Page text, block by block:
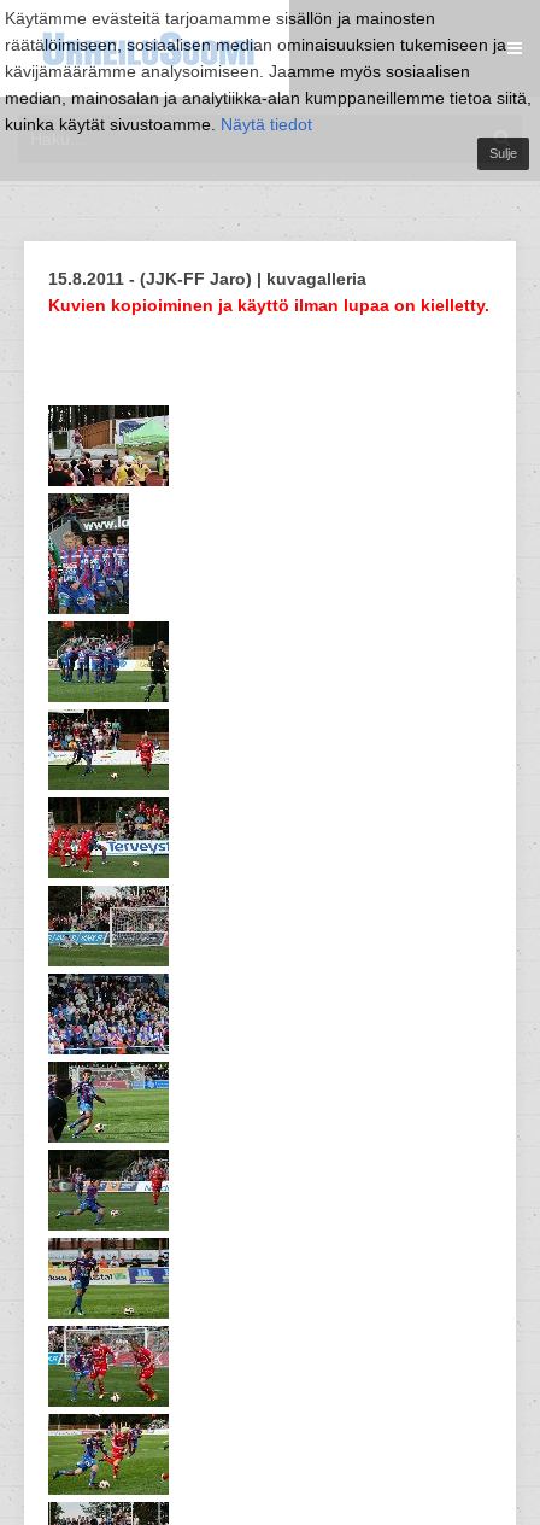
Käytämme evästeitä tarjoamamme sisällön ja mainosten
räätälöimiseen, sosiaalisen median ominaisuuksien tukemiseen ja
kävijämäärämme analysoimiseen. Jaamme myös sosiaalisen
median, mainosalan ja analytiikka-alan kumppaneillemme tietoa siitä,
kuinka käytät sivustoamme. Näytä tiedot
Sulje
15.8.2011 - (JJK-FF Jaro) | kuvagalleria
Kuvien kopioiminen ja käyttö ilman lupaa on kielletty.